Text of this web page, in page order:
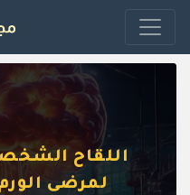
اللقاح
لمرضى